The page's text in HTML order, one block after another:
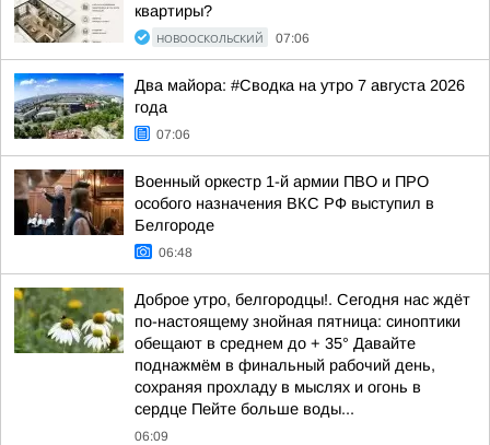
квартиры?
НОВООСКОЛЬСКИЙ 07:06
Два майора: #Сводка на утро 7 августа 2026
года
07:06
Военный оркестр 1-й армии ПВО и ПРО
особого назначения ВКС РФ выступил в
Белгороде
06:48
Доброе утро, белгородцы!. Сегодня нас ждёт
по-настоящему знойная пятница: синоптики
обещают в среднем до + 35° Давайте
поднажмём в финальный рабочий день,
сохраняя прохладу в мыслях и огонь в
сердце Пейте больше воды...
06:09